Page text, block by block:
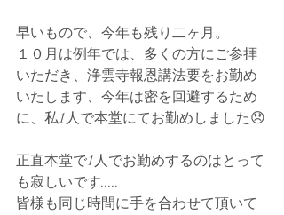
早いもので、今年も残り二ヶ月。
１０月は例年では、多くの方にご参拝
いただき、浄雲寺報恩講法要をお勤め
いたします、今年は密を回避するため
に、私1人で本堂にてお勤めしました😞
正直本堂で1人でお勤めするのはとって
も寂しいです.....
皆様も同じ時間に手を合わせて頂いて